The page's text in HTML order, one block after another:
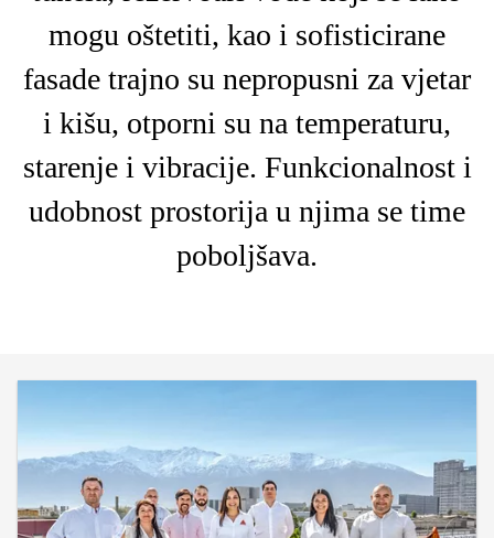
mogu oštetiti, kao i sofisticirane
fasade trajno su nepropusni za vjetar
i kišu, otporni su na temperaturu,
starenje i vibracije. Funkcionalnost i
udobnost prostorija u njima se time
poboljšava.